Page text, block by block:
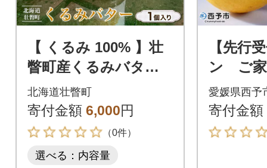
【 くるみ 100% 】壮
瞥町産くるみバター 1
個 SBTI002
北海道壮瞥町
寄付金額 6,000円
（0件）
選べる：内容量
【先行
ン ご
愛媛県西予
寄付金額